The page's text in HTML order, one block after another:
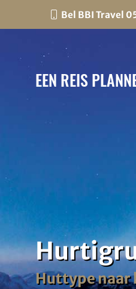
Bel BBI Travel
EEN REIS
Huttype naar